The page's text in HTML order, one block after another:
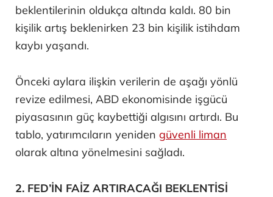
beklentilerinin oldukça altında kaldı. 80 bin
kişilik artış beklenirken 23 bin kişilik istihdam
kaybı yaşandı.
Önceki aylara ilişkin verilerin de aşağı yönlü
revize edilmesi, ABD ekonomisinde işgücü
piyasasının güç kaybettiği algısını artırdı. Bu
tablo, yatırımcıların yeniden güvenli liman
olarak altına yönelmesini sağladı.
2. FED’İN FAİZ ARTIRACAĞI BEKLENTİSİ